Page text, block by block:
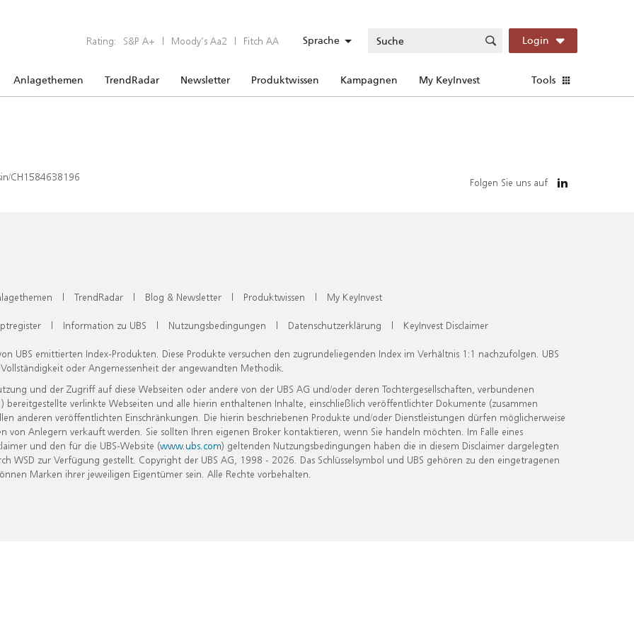
Rating: S&P A+ | Moody’s Aa2 | Fitch AA Sprache Login
Anlagethemen TrendRadar Newsletter Produktwissen Kampagnen My KeyInvest Tools
CH1584638196 Folgen Sie uns auf
| TrendRadar | Blog & Newsletter | Produktwissen | My KeyInvest
| Information zu UBS | Nutzungsbedingungen | Datenschutzerklärung | KeyInvest Disclaimer
UBS emittierten Index-Produkten. Diese Produkte versuchen den zugrundeliegenden Index im Verhältnis 1:1 nachzufolgen. UBS
oder Angemessenheit der angewandten Methodik.
und der Zugriff auf diese Webseiten oder andere von der UBS AG und/oder deren Tochtergesellschaften, verbundenen
verlinkte Webseiten und alle hierin enthaltenen Inhalte, einschließlich veröffentlichter Dokumente (zusammen
anderen veröffentlichten Einschränkungen. Die hierin beschriebenen Produkte und/oder Dienstleistungen dürfen möglicherweise
Anlegern verkauft werden. Sie sollten Ihren eigenen Broker kontaktieren, wenn Sie handeln möchten. Im Falle eines
und den für die UBS-Website (www.ubs.com) geltenden Nutzungsbedingungen haben die in diesem Disclaimer dargelegten
zur Verfügung gestellt. Copyright der UBS AG, 1998 - 2026. Das Schlüsselsymbol und UBS gehören zu den eingetragenen
Marken ihrer jeweiligen Eigentümer sein. Alle Rechte vorbehalten.